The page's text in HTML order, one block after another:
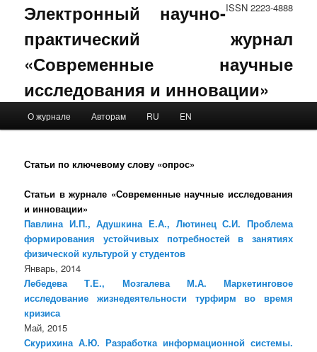
ISSN 2223-4888
Электронный научно-
практический журнал
«Современные научные
исследования и инновации»
Skip to primary content
Skip to secondary content
О журнале Авторам RU EN
Статьи по ключевому слову «опрос»
Статьи в журнале «Современные научные исследования
и инновации»
Павлина И.П., Адушкина Е.А., Лютинец С.И. Проблема
формирования устойчивых потребностей в занятиях
физической культурой у студентов
Январь, 2014
Лебедева Т.Е., Мозгалева М.А. Маркетинговое
исследование жизнедеятельности турфирм во время
кризиса
Май, 2015
Скурихина А.Ю. Разработка информационной системы.